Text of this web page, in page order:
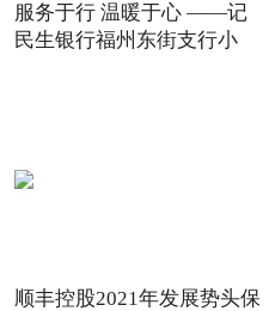
服务于行 温暖于心 ——记
民生银行福州东街支行小
顺丰控股2021年发展势头保